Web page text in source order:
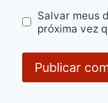
Salvar meus
próxima vez